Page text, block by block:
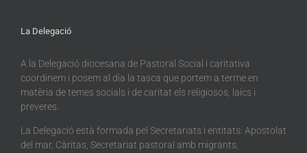
La Delegació
A la Delegació diocesana de Pastoral Social i caritativa
coordinem i posem al dia la tasca que portem a terme en
matèria de temes socials i de caritat els religiosos, laics i
preveres.
La Delegació està formada pel Secretariats i entitats: Apostolat
del mar, Càritas, Secretariat pastoral amb migrants,